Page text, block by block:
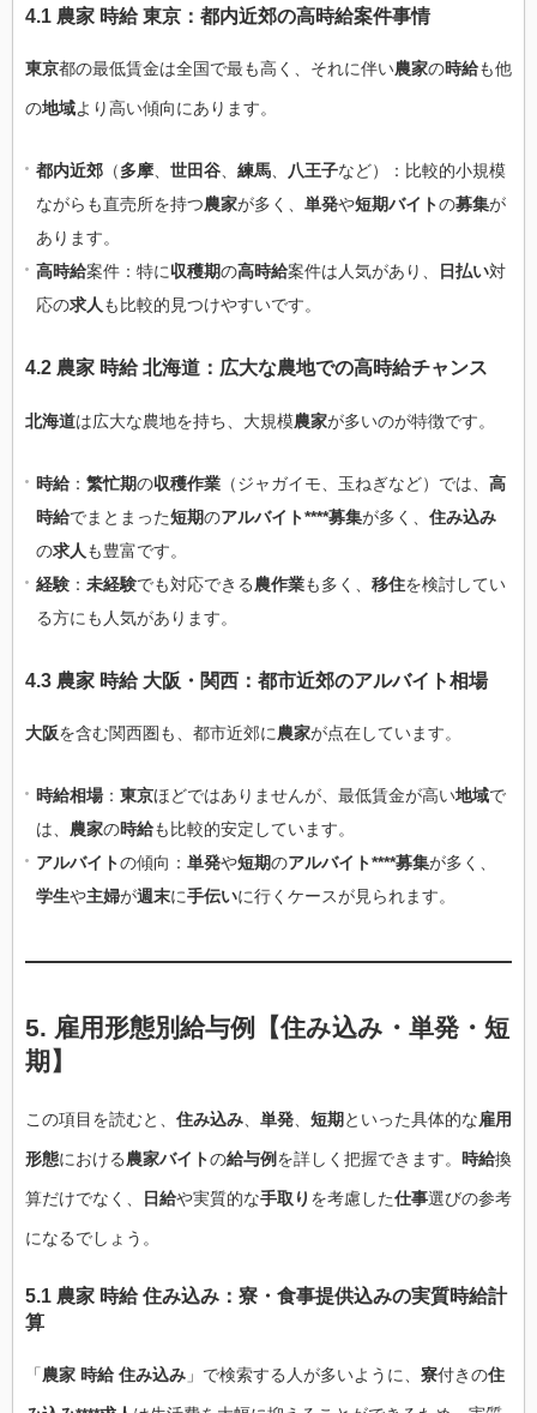
4.1 農家 時給 東京：都内近郊の高時給案件事情
東京都の最低賃金は全国で最も高く、それに伴い農家の時給も他
の地域より高い傾向にあります。
都内近郊 （多摩、 世田谷、 練馬、 八王子など）：比較的小規模
ながらも直売所を持つ農家が多く、 単発や短期バイトの募集が
あります。
高時給案件：特に収穫期の高時給案件は人気があり、 日払い対
応の求人も比較的見つけやすいです。
4.2 農家 時給 北海道：広大な農地での高時給チャンス
北海道は広大な農地を持ち、大規模農家が多いのが特徴です。
時給： 繁忙期の収穫作業 （ジャガイモ、玉ねぎなど）では、 高
時給でまとまった短期のアルバイト****募集が多く、 住み込み
の求人 も豊富です。
経験 ： 未経験でも対応できる農作業も多く、 移住を検討してい
る方にも人気があります。
4.3 農家 時給 大阪・関西：都市近郊のアルバイト相場
大阪を含む関西圏も、都市近郊に農家が点在しています。
時給相場： 東京ほどではありませんが、最低賃金が高い地域で
は、 農家の時給も比較的安定しています。
アルバイトの傾向： 単発や短期のアルバイト****募集が多く、
学生や主婦が週末に手伝いに行くケースが見られます。
5. 雇用形態別給与例【住み込み・単発・短
期】
この項目を読むと、 住み込み 単発 短期といった具体的な雇用
形態における農家バイトの給与例を詳しく把握できます。 時給換
算だけでなく、 日給や実質的な手取り を考慮した仕事選びの参考
になるでしょう。
5.1 農家 時給 住み込み：寮・食事提供込みの実質時給計
算
「農家 時給 住み込み 」で検索する人が多いように、 寮付きの住